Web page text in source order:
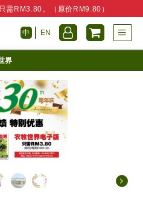
需RM3.80。（原价RM9.80）
中 EN
界